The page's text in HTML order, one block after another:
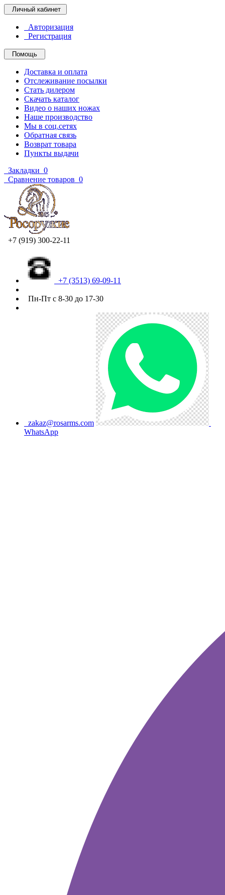
Личный кабинет
Авторизация
Регистрация
Помощь
Доставка и оплата
Отслеживание посылки
Стать дилером
Скачать каталог
Видео о наших ножах
Наше производство
Мы в соц.сетях
Обратная связь
Возврат товара
Пункты выдачи
Закладки 0
Сравнение товаров 0
+7 (919) 300-22-11
+7 (3513) 69-09-11
Пн-Пт с 8-30 до 17-30
zakaz@rosarms.com
WhatsApp